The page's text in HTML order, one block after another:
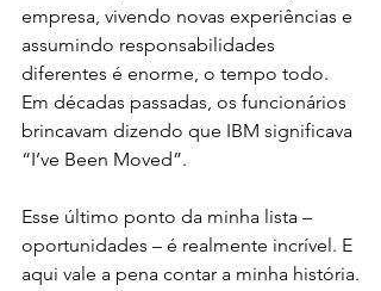
empresa, vivendo novas experiências e
assumindo responsabilidades
diferentes é enorme, o tempo todo.
Em décadas passadas, os funcionários
brincavam dizendo que IBM significava
“I’ve Been Moved”.
Esse último ponto da minha lista –
oportunidades – é realmente incrível. E
aqui vale a pena contar a minha história.